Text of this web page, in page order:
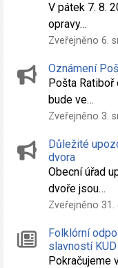
V pátek 7. 8.
opravy…
Zveřejněno 6.
Oznámení
Pošta Ratiboř
bude ve…
Zveřejněno 3.
Důležité
dvora
Obecní úřad
dvoře jsou…
Zveřejněno
Folklórní
slavností
Pokračujeme